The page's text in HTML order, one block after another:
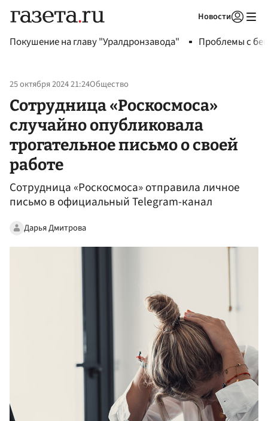
Новости
Покушение на главу "Уралдронзавода" Проблемы с
25 октября 2024 21:24Общество
Сотрудница «Роскосмоса»
случайно опубликовала
трогательное письмо о своей
работе
Сотрудница «Роскосмоса» отправила личное
письмо в официальный Telegram-канал
Дарья Дмитрова